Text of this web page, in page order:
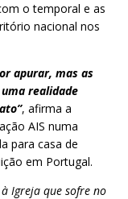
o temporal e as
nacional nos
apurar, mas as
realidade
, afirma a
AIS numa
para casa de
em Portugal.
Igreja que sofre no